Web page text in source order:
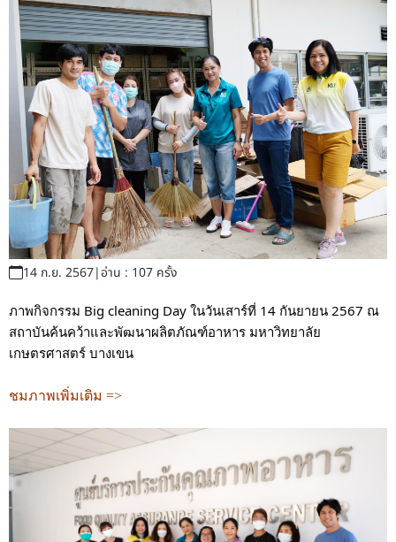
ติดต่อเรา
สายตรงผู้บริหาร
14 ก.ย. 2567|อ่าน : 107 ครั้ง
ภาพกิจกรรม Big cleaning Day ในวันเสาร์ที่ 14 กันยายน 2567 ณ
สถาบันค้นคว้าและพัฒนาผลิตภัณฑ์อาหาร มหาวิทยาลัย
เกษตรศาสตร์ บางเขน
ชมภาพเพิ่มเติม =>